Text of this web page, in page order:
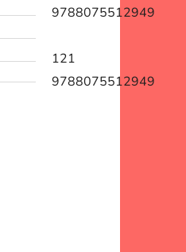
9788075512949
121
9788075512949